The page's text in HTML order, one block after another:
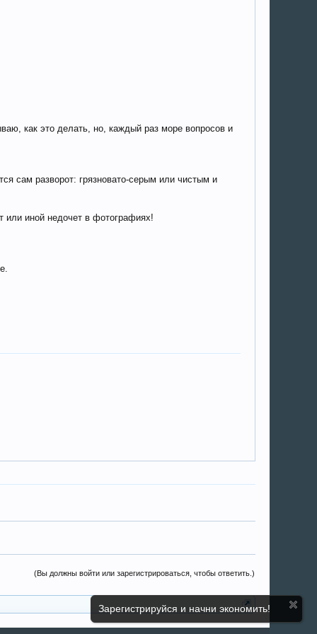
Зарегистрируйся и начни экономить!
как это делать, но, каждый раз море вопросов и
сам разворот: грязновато-серым или чистым и
или иной недочет в фотографиях!
(Вы должны войти или зарегистрироваться, чтобы ответить.)